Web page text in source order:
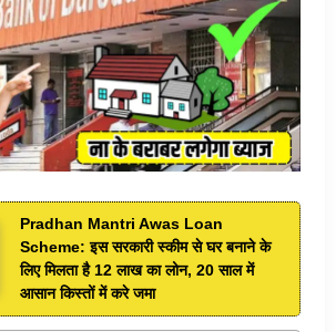
Pradhan Mantri Awas Loan
Scheme: इस सरकारी स्कीम से घर बनाने के
लिए मिलता है 12 लाख का लोन, 20 साल में
आसान किस्तों में करे जमा